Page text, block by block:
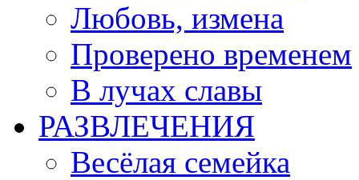
Любовь, измена
Проверено временем
В лучах славы
РАЗВЛЕЧЕНИЯ
Весёлая семейка